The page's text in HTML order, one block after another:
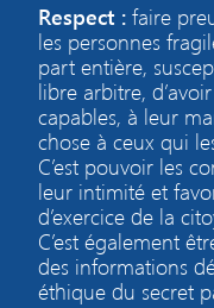
Respect : faire
les personnes
part entière,
libre arbitre,
capables, à leur
chose à ceux qui
C’est pouvoir les
leur intimité et
d’exercice de la
C’est également
des informations
éthique du secret